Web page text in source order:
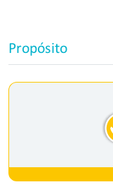
Propósito